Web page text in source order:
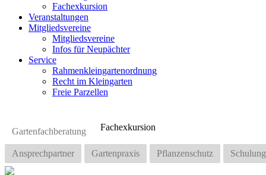
Fachexkursion
Veranstaltungen
Mitgliedsvereine
Mitgliedsvereine
Infos für Neupächter
Service
Rahmenkleingartenordnung
Recht im Kleingarten
Freie Parzellen
Gartenfachberatung
Ansprechpartner Gartenpraxis Pflanzenschutz
Fachexkursion